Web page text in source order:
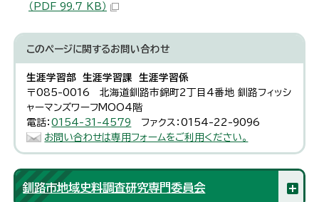
（PDF 99.7 KB）
このページに関するお問い合わせ
生涯学習部 生涯学習課 生涯学習係
〒085-0016 北海道釧路市錦町2丁目4番地 釧路フィッシ
ャーマンズワーフMOO4階
電話：0154-31-4579
ファクス：0154-22-9096
お問い合わせは専用フォームをご利用ください。
釧路市地域史料調査研究専門委員会